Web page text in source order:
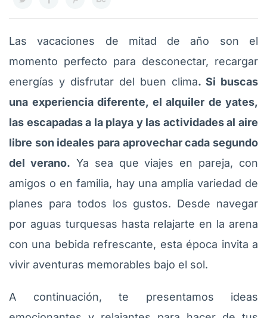
Las vacaciones de mitad de año son el
momento perfecto para desconectar, recargar
energías y disfrutar del buen clima. Si buscas
una experiencia diferente, el alquiler de yates,
las escapadas a la playa y las actividades al aire
libre son ideales para aprovechar cada segundo
del verano. Ya sea que viajes en pareja, con
amigos o en familia, hay una amplia variedad de
planes para todos los gustos. Desde navegar
por aguas turquesas hasta relajarte en la arena
con una bebida refrescante, esta época invita a
vivir aventuras memorables bajo el sol.
A continuación, te presentamos ideas